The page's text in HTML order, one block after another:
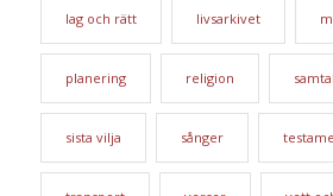
lag och rätt livsarkivet
planering religion samtal
sista vilja sånger